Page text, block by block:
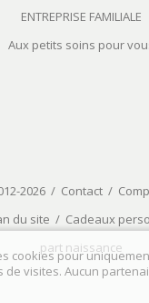
ENTREPRISE FAMILIALE
Aux petits soins pour
2026 / Contact /
du site / Cadeaux
part naissance
cookies pour
de visites. Aucun